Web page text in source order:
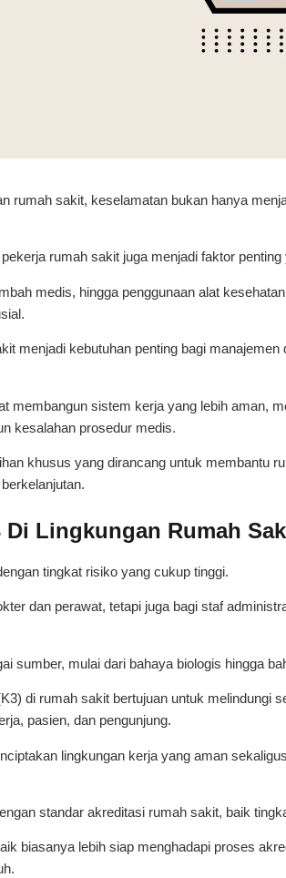
rumah sakit, keselamatan bukan hanya
rumah sakit juga menjadi faktor
medis, hingga penggunaan alat
menjadi kebutuhan penting bagi
membangun sistem kerja yang lebih aman,
kesalahan prosedur medis.
khusus yang dirancang untuk membantu
Lingkungan Rumah
tingkat risiko yang cukup tinggi.
dan perawat, tetapi juga bagi staf
sumber, mulai dari bahaya biologis hingga
di rumah sakit bertujuan untuk melindungi
pasien, dan pengunjung.
lingkungan kerja yang aman
standar akreditasi rumah sakit, baik
biasanya lebih siap menghadapi proses